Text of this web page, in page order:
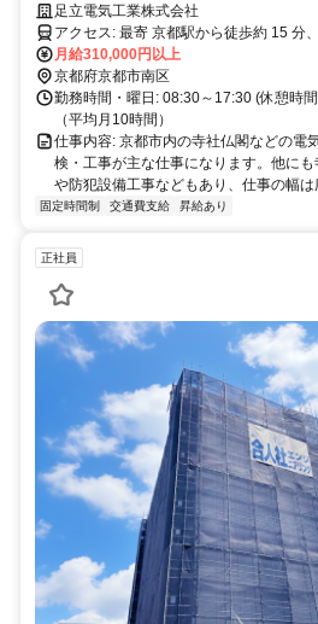
足立電気工業株式会社
アクセス: 最寄 京都駅から徒歩約 15 分、地下鉄九条駅から徒歩10分
京都市バス停 九条車庫から徒歩５分
月給310,000円以上
京都府京都市南区
勤務時間・曜日: 08:30～17:30 (休憩時
（平均月10時間）
仕事内容: 京都市内の寺社仏閣などの電
検・工事が主な仕事になります。他に
や防犯設備工事などもあり、仕事の幅は
固定時間制 交通費支給 昇給あり
正社員